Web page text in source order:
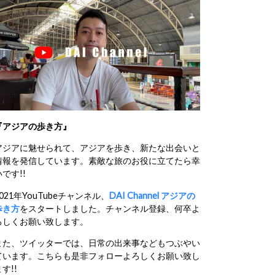
アジアの歩き方』
ジアに魅せられて、アジアを歩き、新たな出会いと
報を発信しています。素敵な旅のお役に立てたら幸
です!!
年YouTubeチャンネル、 DAI Channel アジアの
き方をスタートしました。チャンネル登録、何卒よ
しくお願い致します。
た、ツイッターでは、日常の出来事などもつぶやい
います。こちらも是非フォローよろしくお願い致し
す!!